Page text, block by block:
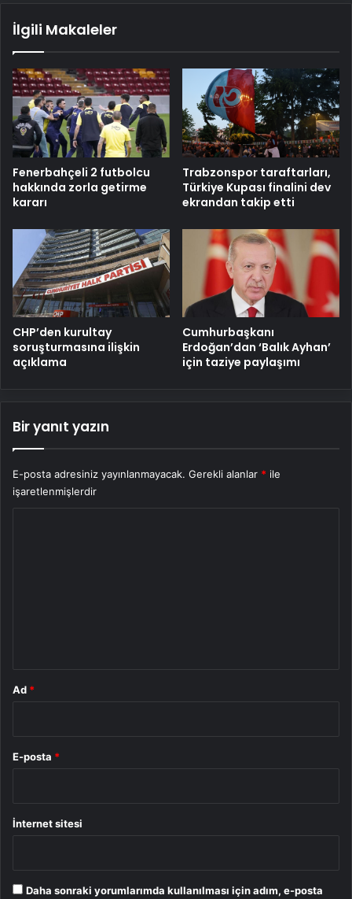
İlgili Makaleler
Fenerbahçeli 2 futbolcu
hakkında zorla getirme
kararı
Trabzonspor taraftarları,
Türkiye Kupası finalini dev
ekrandan takip etti
CHP’den kurultay
soruşturmasına ilişkin
açıklama
Cumhurbaşkanı
Erdoğan’dan ‘Balık Ayhan’
için taziye paylaşımı
Bir yanıt yazın
E-posta adresiniz yayınlanmayacak. Gerekli alanlar * ile
işaretlenmişlerdir
Ad *
E-posta *
İnternet sitesi
Daha sonraki yorumlarımda kullanılması için adım, e-posta